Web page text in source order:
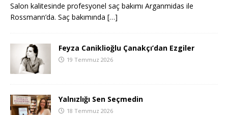
Salon kalitesinde profesyonel saç bakımı Arganmidas ile
Rossmann’da. Saç bakımında […]
Feyza Caniklioğlu Çanakçı’dan Ezgiler
19 Temmuz 2026
Yalnızlığı Sen Seçmedin
18 Temmuz 2026